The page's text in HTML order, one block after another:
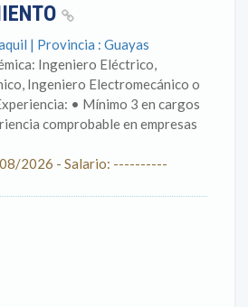
| Provincia : Guayas
Ingeniero Eléctrico,
Ingeniero Electromecánico o
• Mínimo 3 en cargos
comprobable en empresas
2026 - Salario: ----------